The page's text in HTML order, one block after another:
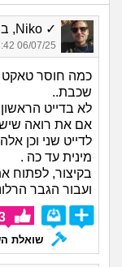
✓ Niko, בן 28
06/07/25 13:42
כמה חוסר טאקט
שכבת..
לא בדייט
אם את רואה שיש
לדייט שני וכן
מינית עד כה .
בקיצור, לפתוח
ועבור הגבר
שואלת